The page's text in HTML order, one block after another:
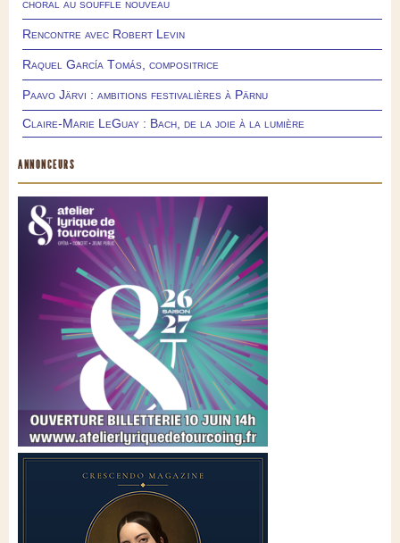
choral au souffle nouveau
Rencontre avec Robert Levin
Raquel García Tomás, compositrice
Paavo Järvi : ambitions festivalières à Pärnu
Claire-Marie LeGuay : Bach, de la joie à la lumière
ANNONCEURS